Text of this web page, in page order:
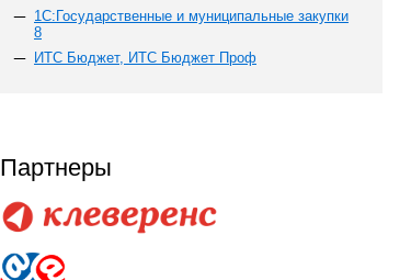
1С:Государственные и муниципальные закупки
8
ИТС Бюджет, ИТС Бюджет Проф
Партнеры